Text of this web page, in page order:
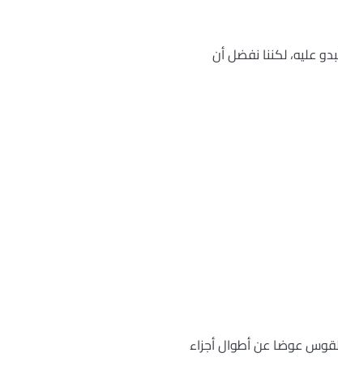
عليه، لكننا نفضل أن
عوضا عن أطوال أجزاء